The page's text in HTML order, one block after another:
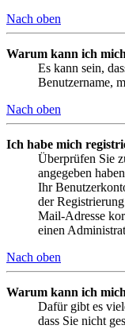
Nach oben
Warum kann ich
Es kann sein,
Benutzername,
Nach oben
Ich habe mich
Überprüfen Sie
angegeben
Ihr
der
Mail-Adresse
einen
Nach oben
Warum kann ich
Dafür gibt es
dass Sie nicht